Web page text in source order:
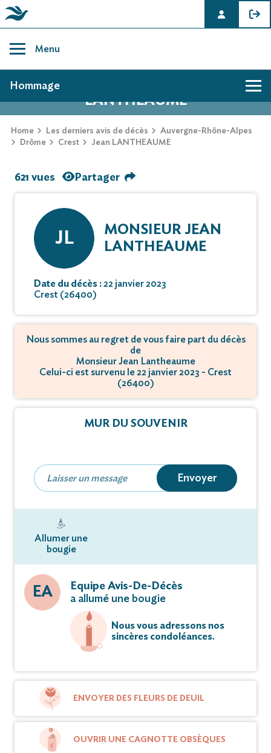
content
Menu
AVIS DE DÉCÈS DE JEAN
LANTHEAUME
Home Les derniers avis de décès
Auvergne-Rhône-Alpes
Drôme
Crest Jean LANTHEAUME
Hommage
621 vues Partager
JL
MONSIEUR JEAN
LANTHEAUME
Date du décès :22 janvier 2023
Crest (26400)
Nous sommes au regret de vous faire part du décès
de
Monsieur Jean Lantheaume
Celui-ci est survenu le 22 janvier 2023 - Crest
(26400)
MUR DU SOUVENIR
Envoyer
Allumer une
bougie
EA
Equipe Avis-De-Décès
a allumé une bougie
Nous vous adressons nos
sincères condoléances.
ENVOYER DES FLEURS DE DEUIL
OUVRIR UNE CAGNOTTE OBSÈQUES